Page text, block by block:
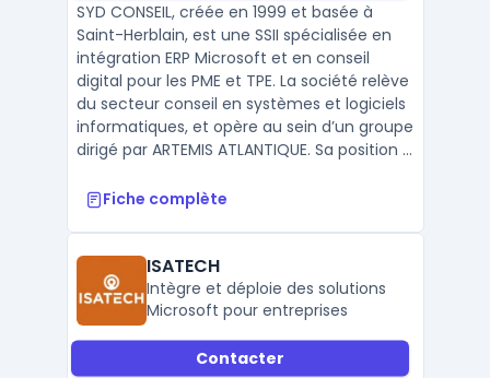
SYD CONSEIL, créée en 1999 et basée à
Saint-Herblain, est une SSII spécialisée en
intégration ERP Microsoft et en conseil
digital pour les PME et TPE. La société relève
du secteur conseil en systèmes et logiciels
informatiques, et opère au sein d’un groupe
dirigé par ARTEMIS ATLANTIQUE. Sa position ...
Fiche complète
ISATECH
Intègre et déploie des solutions
Microsoft pour entreprises
Contacter